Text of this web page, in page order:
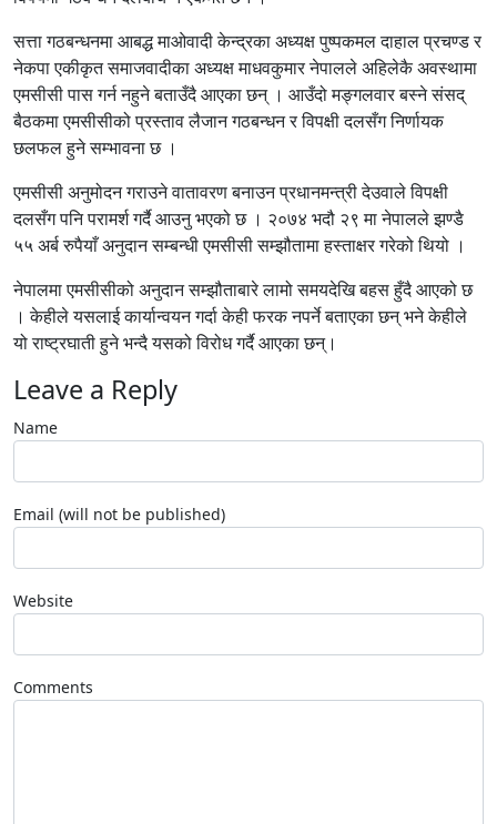
सत्ता गठबन्धनमा आबद्ध माओवादी केन्द्रका अध्यक्ष पुष्पकमल दाहाल प्रचण्ड र
नेकपा एकीकृत समाजवादीका अध्यक्ष माधवकुमार नेपालले अहिलेकै अवस्थामा
एमसीसी पास गर्न नहुने बताउँदै आएका छन् । आउँदो मङ्गलवार बस्ने संसद्
बैठकमा एमसीसीको प्रस्ताव लैजान गठबन्धन र विपक्षी दलसँग निर्णायक
छलफल हुने सम्भावना छ ।
एमसीसी अनुमोदन गराउने वातावरण बनाउन प्रधानमन्त्री देउवाले विपक्षी
दलसँग पनि परामर्श गर्दै आउनु भएको छ । २०७४ भदौ २९ मा नेपालले झण्डै
५५ अर्ब रुपैयाँ अनुदान सम्बन्धी एमसीसी सम्झौतामा हस्ताक्षर गरेको थियो ।
नेपालमा एमसीसीको अनुदान सम्झौताबारे लामो समयदेखि बहस हुँदै आएको छ
। केहीले यसलाई कार्यान्वयन गर्दा केही फरक नपर्ने बताएका छन् भने केहीले
यो राष्ट्रघाती हुने भन्दै यसको विरोध गर्दै आएका छन्।
Leave a Reply
Name
Email (will not be published)
Website
Comments